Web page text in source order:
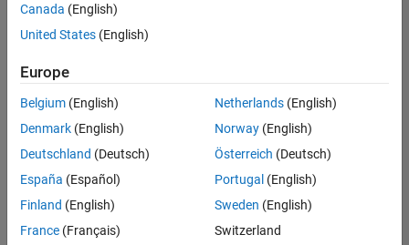
aucune
offre
d'emploi
correspondant
à vos
critères
de
recherche.
Vous
pouvez
élargir
votre
Canada (English)
United States (English)
Europe
Belgium (English)
Denmark (English)
Deutschland (Deutsch)
España (Español)
Finland (English)
France (Français)
Netherlands(English)
Norway(English)
Österreich (Deutsch)
Portugal (English)
Sweden (English)
Switzerland